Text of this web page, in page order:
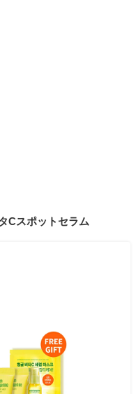
Cスポットセラム